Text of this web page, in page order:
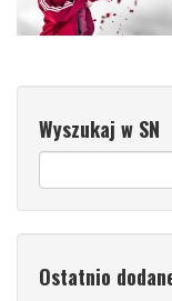
Wyszukaj w SN
Ostatnio